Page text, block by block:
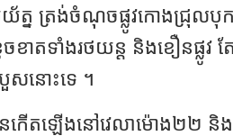
ន ត្រង់ចំណុចផ្លូវកោងជ្រុលបុកផ្
ខាតទាំងរថយន្ដ និងខឿនផ្លូវ
បួសនោះទេ ។
កើតឡើងនៅវេលាម៉ោង២២ និង